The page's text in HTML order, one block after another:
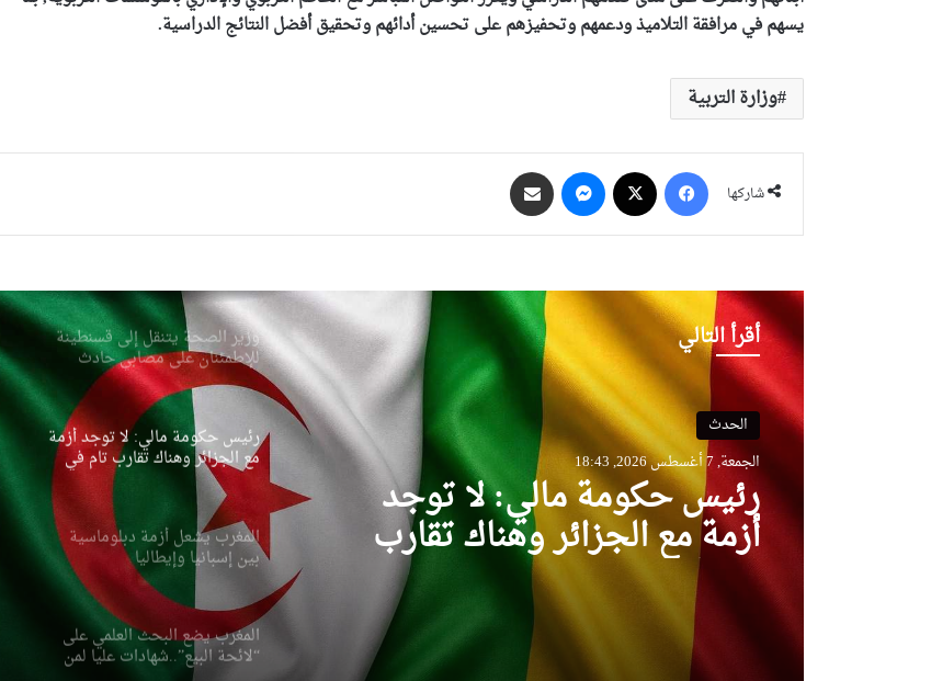
يسهم في مرافقة التلاميذ ودعمهم وتحفيزهم على تحسين أدائهم وتحقيق أفضل النتائج الدراسية.
وزارة التربية
شاركها
فيسبوك ماسنجر
أقرأ التالي
الحدث
الجمعة, 7 أغسطس 2026, 18:43
رئيس حكومة مالي: لا توجد
أزمة مع الجزائر وهناك تقارب
تام في وجهات النظر مع الرئيس
تبون
وزير المجاهدين يطمئن على
ضمان الأمن المائي أولوية وطنية
وزارة الصحة سخرت جميع
وزير الصحة يتنقل إلى قسنطينة
للإطمئنان على مصابي حادث
انقلاب حافلة
رئيس حكومة مالي: لا توجد أزمة
مع الجزائر وهناك تقارب تام في
وجهات النظر مع الرئيس تبون
المغرب يشعل أزمة دبلوماسية
بين إسبانيا وإيطاليا
المغرب يضع البحث العلمي على
“لائحة البيع”..شهادات عليا لمن